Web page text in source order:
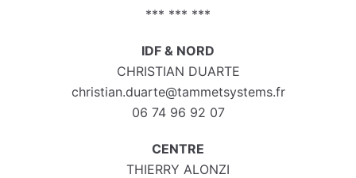
*** *** ***
IDF & NORD
CHRISTIAN DUARTE
christian.duarte@tammetsystems.fr
06 74 96 92 07
CENTRE
THIERRY ALONZI